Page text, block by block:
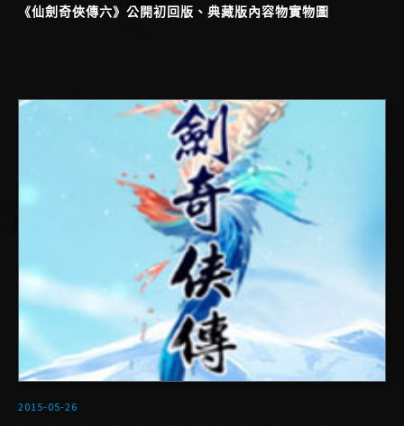
《仙劍奇俠傳六》公開初回版、典藏版內容物實物圖
2015-05-26